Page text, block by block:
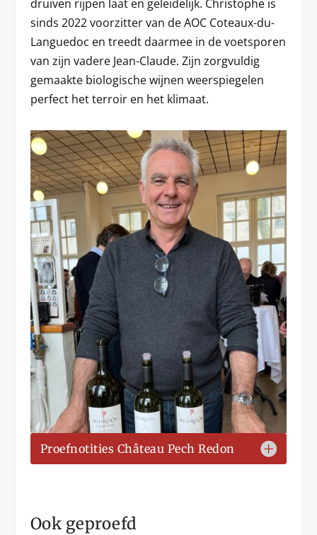
druiven rijpen laat en geleidelijk. Christophe is
sinds 2022 voorzitter van de AOC Coteaux-du-
Languedoc en treedt daarmee in de voetsporen
van zijn vadere Jean-Claude. Zijn zorgvuldig
gemaakte biologische wijnen weerspiegelen
perfect het terroir en het klimaat.
Proefnotities Château Pech Redon
Ook geproefd